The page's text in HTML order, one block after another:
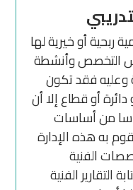
أو خيرية لها
التخصص وأنشطة
وعليه فقد تكون
أو قطاع إلا أن
من أساسات
به هذه الإدارة
الفنية
التقارير الفنية